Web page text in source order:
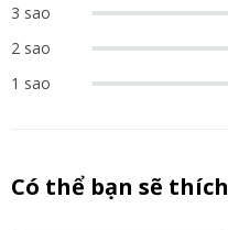
3 sao
2 sao
1 sao
Có thể bạn sẽ thích